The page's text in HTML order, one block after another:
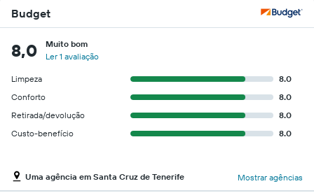
Budget
8,0
Muito bom
Ler 1 avaliação
Limpeza
8.0
Conforto
8.0
Retirada/devolução
8.0
Custo-benefício
8.0
Uma agência em Santa Cruz de Tenerife Mostrar agências